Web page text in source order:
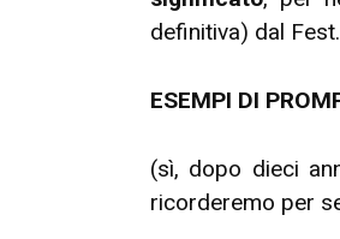
definitiva) dal Fest.
ESEMPI DI
(sì, dopo dieci
ricorderemo per